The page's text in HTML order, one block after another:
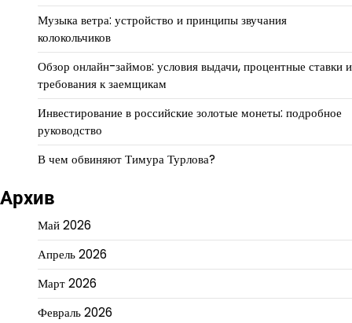
Музыка ветра: устройство и принципы звучания
колокольчиков
Обзор онлайн-займов: условия выдачи, процентные ставки и
требования к заемщикам
Инвестирование в российские золотые монеты: подробное
руководство
В чем обвиняют Тимура Турлова?
Архив
Май 2026
Апрель 2026
Март 2026
Февраль 2026